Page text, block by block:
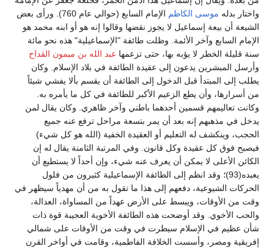
واختار بدله موسى الكاظم
الإمام السابع (حوالي عام 760). ورأى بعض
الشيعة أن بيعة إسماعيل لا يجوز نقضها وقالوا إنه هو أو ابنه محمد هو
الإمام السابع وآخر الأئمة. وظلت طائفة "الإسماعيلية" هذه نحو مائة
سنة قليلة الخطر لا يؤبه بها، حتى تزعمها عبد الله بن ميمون القداح
وأرسل المبشرين يدعون إلى عقيدة الطائفة في بلاد الإسلام. وكان
يطلب إلى المبتدأ قبل الدخول إلى الطائفة أن يقسم بألا يفشي شيئاً
من أسرارها، وأن يطع الزعيم الأكبر للطائفة في كل ما يأمره به.
وكانت تعاليمهم قسمين أحدهما باطني وآخر ظاهري. وكان يقال لمن
يدخل في مذهبهم إنه بعد أن يمر بتسعة مراحل ترفع عنه جميع
الحجب، وينكشف له التعليم أو العقيدة الخفية (الله هو كل شيء)
فيصبح فوق كل عقيدة وكل قانون. وفي المرتبة الثامنة يقال له إن
الكائن الأعلى لا يمكن أن يعرف عنه شيء، وإن أحداً لا يستطيع أن
يعبده(93)؛ وقد انظم إلى الطائفة الإسماعيلية كثيرون من فلول
الحركات الشيوعية، دفعهم إلى هذا ما تقول به من أن مهدياً سيظهر في
وقت من الأوقات، ويبسط على الأرض عهداً من المساواة، العدالة،
والحب الأخوي. وقد أوضحت هذه الطائفة الأخوية العجيبة قوة ذات
شأن عظيم في الإسلام سيطرت في وقت من الأوقات على شمالي
إفريقية ومصر، وأسست الخلافة الفاطمية، وقامت في أواخر القرن